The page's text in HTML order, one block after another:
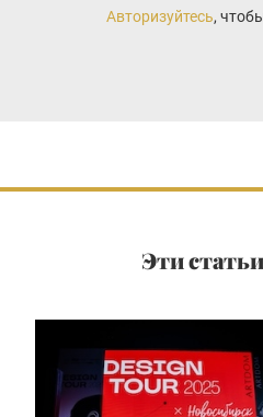
Авторизуйтесь,
Эти